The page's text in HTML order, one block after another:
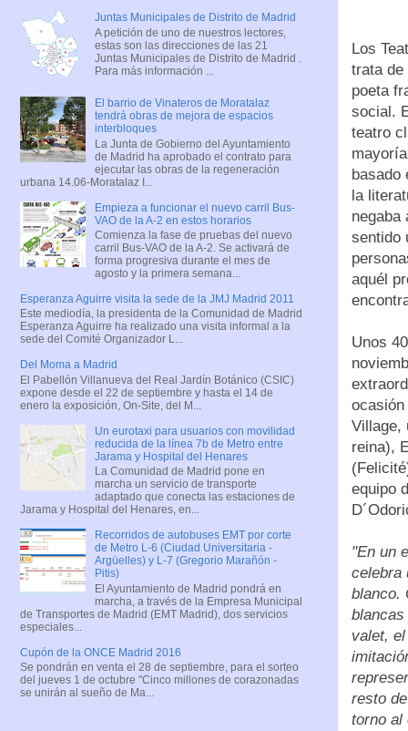
Los
trata de
poeta
social.
teatro
basado
la
negaba
sentido
aquél
Unos
Village,
reina),
equipo
"En un
celebra
blanco.
valet,
resto
torno al
Juntas Municipales de Distrito de Madrid
A petición de uno de nuestros lectores,
estas son las direcciones de las 21
Juntas Municipales de Distrito de Madrid .
Para más información ...
El barrio de Vinateros de Moratalaz
tendrá obras de mejora de espacios
interbloques
La Junta de Gobierno del Ayuntamiento
de Madrid ha aprobado el contrato para
ejecutar las obras de la regeneración
urbana 14.06-Moratalaz I...
Empieza a funcionar el nuevo carril Bus-
VAO de la A-2 en estos horarios
Comienza la fase de pruebas del nuevo
carril Bus-VAO de la A-2. Se activará de
forma progresiva durante el mes de
agosto y la primera semana...
Esperanza Aguirre visita la sede de la JMJ Madrid 2011
Este mediodía, la presidenta de la Comunidad de Madrid
Esperanza Aguirre ha realizado una visita informal a la
sede del Comité Organizador L...
Del Moma a Madrid
El Pabellón Villanueva del Real Jardín Botánico (CSIC)
expone desde el 22 de septiembre y hasta el 14 de
enero la exposición, On-Site, del M...
Un eurotaxi para usuarios con movilidad
reducida de la línea 7b de Metro entre
Jarama y Hospital del Henares
La Comunidad de Madrid pone en
marcha un servicio de transporte
adaptado que conecta las estaciones de
Jarama y Hospital del Henares, en...
Recorridos de autobuses EMT por corte
de Metro L-6 (Ciudad Universitaria -
Argüelles) y L-7 (Gregorio Marañón -
Pitis)
El Ayuntamiento de Madrid pondrá en
marcha, a través de la Empresa Municipal
de Transportes de Madrid (EMT Madrid), dos servicios
especiales...
Cupón de la ONCE Madrid 2016
Se pondrán en venta el 28 de septiembre, para el sorteo
del jueves 1 de octubre "Cinco millones de corazonadas
se unirán al sueño de Ma...